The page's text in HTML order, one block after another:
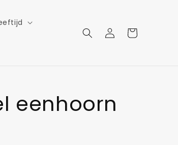
Inloggen
Winkelwagen
eenhoorn